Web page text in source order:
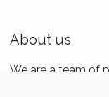
About us
We are a team of